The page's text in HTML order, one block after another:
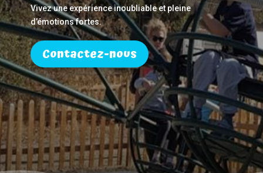
Vivez une expérience inoubliable et pleine
d’émotions fortes.
Contactez-nous